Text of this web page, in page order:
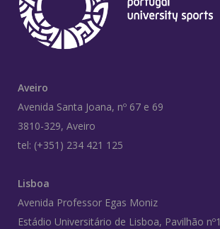
Aveiro
Avenida Santa Joana, nº 67 e 69
3810-329, Aveiro
tel: (+351) 234 421 125
Lisboa
Avenida Professor Egas Moniz
Estádio Universitário de Lisboa, Pavilhão nº1